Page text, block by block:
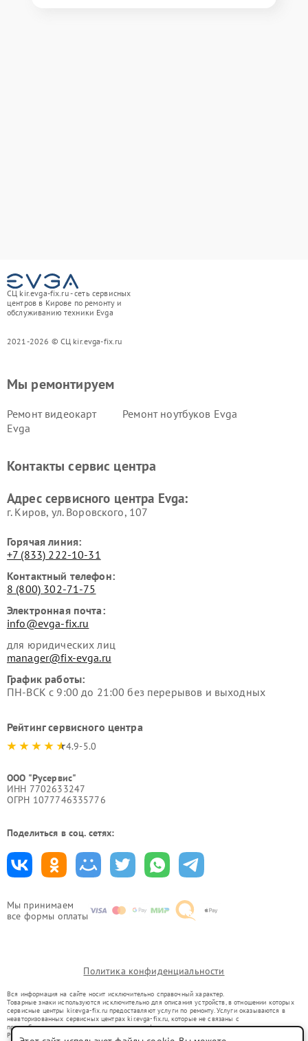
СЦ kir.evga-fix.ru - сеть сервисных
центров в Кирове по ремонту и
обслуживанию техники Evga
2021-2026 © СЦ kir.evga-fix.ru
Мы принимаем
все формы оплаты
Мы ремонтируем
Ремонт видеокарт
Evga
Ремонт ноутбуков Evga
Контакты сервис центра
Адрес сервисного центра Evga:
г. Киров, ул. Воровского, 107
Горячая линия:
+7 (833) 222-10-31
Контактный телефон:
8 (800) 302-71-75
Электронная почта:
info@evga-fix.ru
для юридических лиц
manager@fix-evga.ru
График работы:
ПН-ВСК с 9:00 до 21:00 без перерывов и выходных
Рейтинг сервисного центра
4.9-5.0
ООО "Русервис"
ИНН 7702633247
ОГРН 1077746335776
Поделиться в соц. сетях:
Политика конфиденциальности
Вся информация на сайте носит исключительно справочный характер.
Товарные знаки используются исключительно для описания устройств, в отношении которых
сервисные центры kir.evga-fix.ru предоставляют услуги по ремонту. Услуги оказываются в
неавторизованных сервисных центрах kir.evga-fix.ru, которые не связаны с
правообладателями товарных знаков или их официальными представителями.
Ремонт осуществляется для устройств, уже введенных в гражданский оборот в соответствии